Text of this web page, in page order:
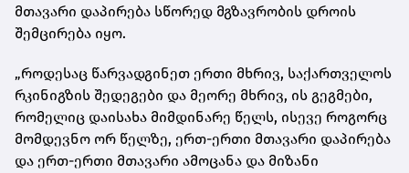
მთავარი დაპირება სწორედ მგზავრობის დროის
შემცირება იყო.
„როდესაც წარვადგინეთ ერთი მხრივ, საქართველოს
რკინიგზის შედეგები და მეორე მხრივ, ის გეგმები,
რომელიც დაისახა მიმდინარე წელს, ისევე როგორც
მომდევნო ორ წელზე, ერთ-ერთი მთავარი დაპირება
და ერთ-ერთი მთავარი ამოცანა და მიზანი